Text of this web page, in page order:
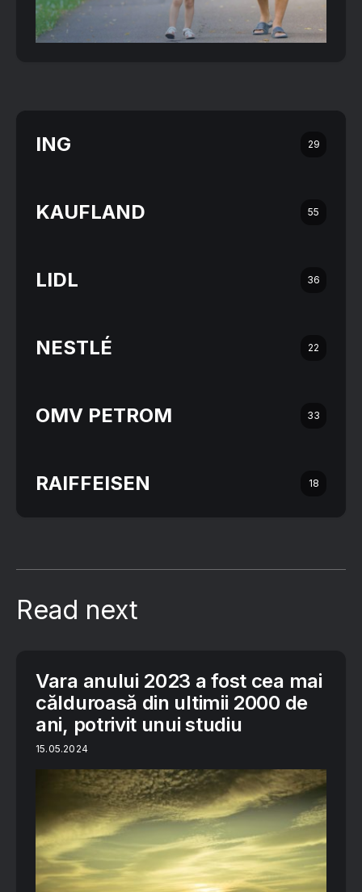
ING 29
KAUFLAND 55
LIDL 36
NESTLÉ 22
OMV PETROM 33
RAIFFEISEN 18
Read next
Vara anului 2023 a fost cea mai
călduroasă din ultimii 2000 de
ani, potrivit unui studiu
15.05.2024